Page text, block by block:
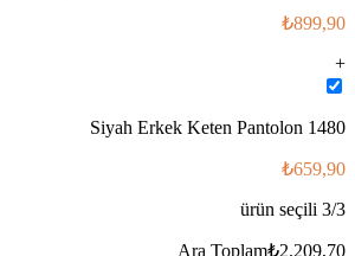
₺899,90
+
Siyah Erkek Keten Pantolon 1480
₺659,90
3/3
Ara Toplam₺2.209,70